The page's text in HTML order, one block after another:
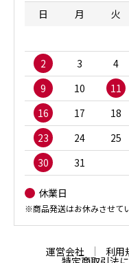
日
月 火
2
3 4
9
10 11
16
17 18
23
24 25
30
31
休業日
※商品発送はお休みさせて
運営会社 利用